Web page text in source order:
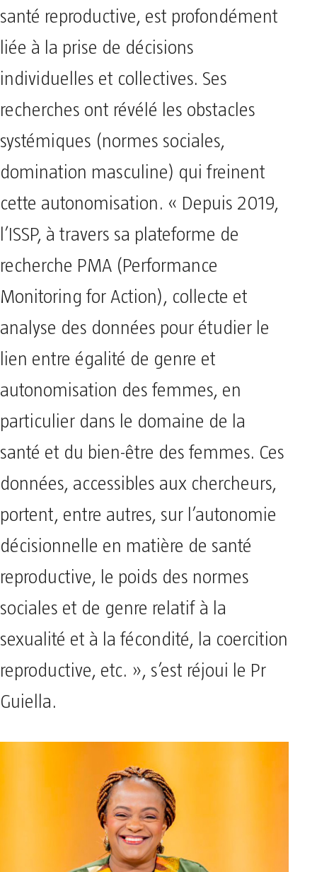
santé reproductive, est profondément
liée à la prise de décisions
individuelles et collectives. Ses
recherches ont révélé les obstacles
systémiques (normes sociales,
domination masculine) qui freinent
cette autonomisation. « Depuis 2019,
l’ISSP, à travers sa plateforme de
recherche PMA (Performance
Monitoring for Action), collecte et
analyse des données pour étudier le
lien entre égalité de genre et
autonomisation des femmes, en
particulier dans le domaine de la
santé et du bien-être des femmes. Ces
données, accessibles aux chercheurs,
portent, entre autres, sur l’autonomie
décisionnelle en matière de santé
reproductive, le poids des normes
sociales et de genre relatif à la
sexualité et à la fécondité, la coercition
reproductive, etc. », s’est réjoui le Pr
Guiella.